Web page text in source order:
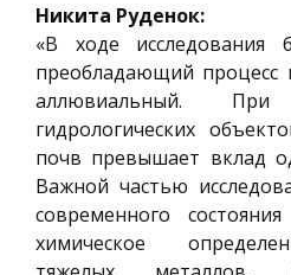
Никита Руденок:
«В ходе исследования
преобладающий процесс
аллювиальный.
гидрологических
почв превышает вклад
Важной частью
современного
химическое